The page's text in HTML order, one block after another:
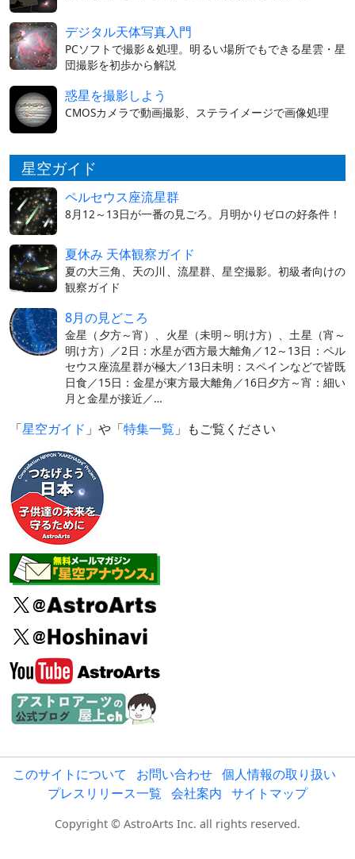
デジタル天体写真入門
PCソフトで撮影＆処理。明るい場所でもできる星雲・星
団撮影を初歩から解説
惑星を撮影しよう
CMOSカメラで動画撮影、ステライメージで画像処理
星空ガイド
ペルセウス座流星群
8月12～13日が一番の見ごろ。月明かりゼロの好条件！
夏休み 天体観察ガイド
夏の大三角、天の川、流星群、星空撮影。初級者向けの
観察ガイド
8月の見どころ
金星（夕方～宵）、火星（未明～明け方）、土星（宵～
明け方）／2日：水星が西方最大離角／12～13日：ペル
セウス座流星群が極大／13日未明：スペインなどで皆既
日食／15日：金星が東方最大離角／16日夕方～宵：細い
月と金星が接近／…
「星空ガイド 」や「特集一覧 」もご覧ください
このサイトについて お問い合わせ 個人情報の取り扱い
プレスリリース一覧 会社案内 サイトマップ
Copyright © AstroArts Inc. all rights reserved.